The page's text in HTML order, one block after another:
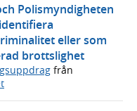
Polismyndigheten
eller som
brottslighet
från